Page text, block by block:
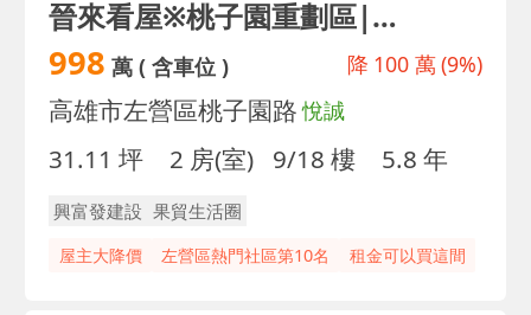
晉來看屋※桃子園重劃區|精美設計用心裝潢兩房平車
998 萬( 含車位 ) 降 100 萬(9%)
高雄市左營區桃子園路 悅誠
31.11 坪 2 房(室) 9/18 樓 5.8 年
興富發建設 果貿生活圈
屋主大降價 左營區熱門社區第10名 租金可以買這間